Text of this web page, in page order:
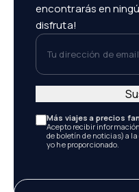
encontrarás en
disfruta!
Tu dirección de email
Más viajes a precios
Acepto recibir
de boletín de noticias) a
yo he proporcionado.